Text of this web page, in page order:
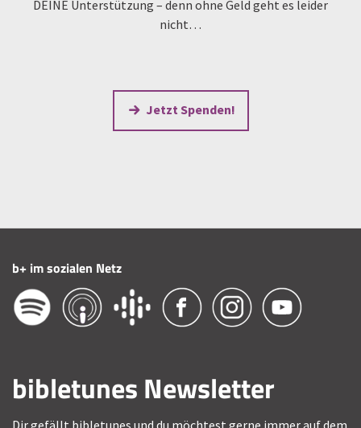
DEINE Unterstützung – denn ohne Geld geht es leider
nicht…
Jetzt Spenden!
b+ im sozialen Netz
bibletunes Newsletter